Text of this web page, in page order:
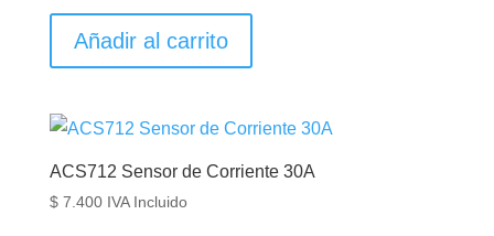
Añadir al carrito
ACS712 Sensor de Corriente 30A
$7.400 IVA Incluido